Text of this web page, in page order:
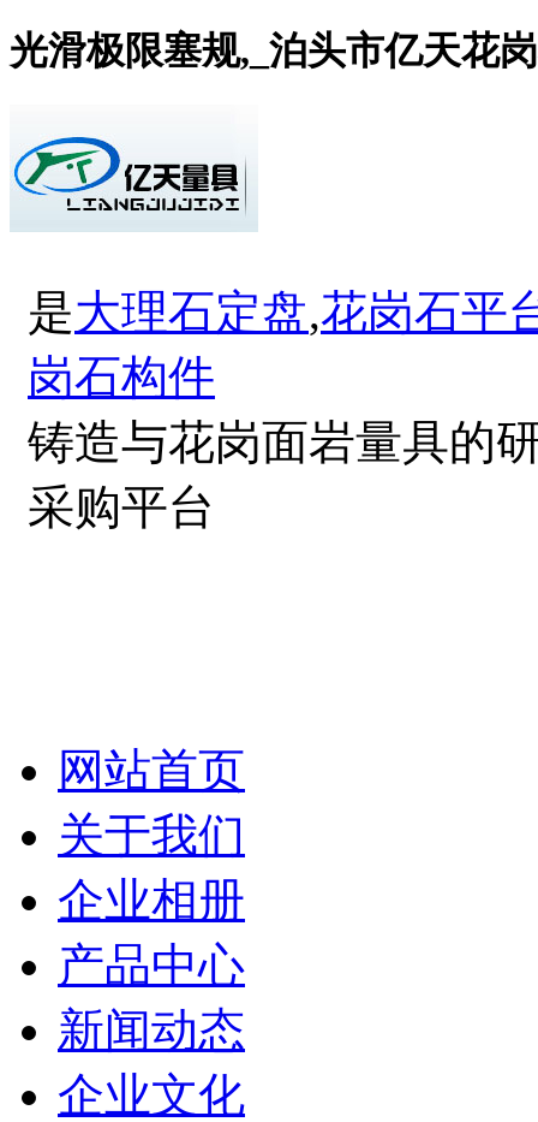
光滑极限塞规,_泊头市亿天花
是大理石定盘,花岗石平
岗石构件
铸造与花岗面岩量具的
采购平台
网站首页
关于我们
企业相册
产品中心
新闻动态
企业文化